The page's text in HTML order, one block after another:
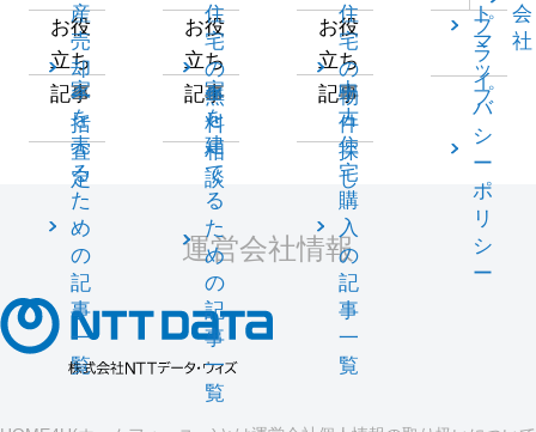
産
売
却
一
括
査
定
お役
立ち
記事
家
を
売
る
た
め
の
記
事
一
覧
住
宅
の
無
料
相
談
お役
立ち
記事
家
を
建
て
る
た
め
の
記
事
一
覧
住
宅
の
物
件
探
し
お役
立ち
記事
中
古
住
宅
購
入
の
記
事
一
覧
ト
マ
ッ
プ
会
社
プ
ラ
イ
バ
シ
ー
ポ
リ
シ
ー
運営会社情報